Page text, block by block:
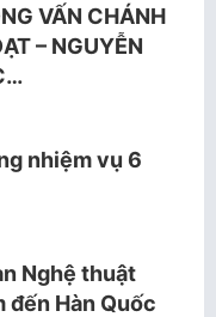
VẤN CHÁNH
– NGUYỄN
nhiệm vụ 6
Nghệ thuật
đến Hàn Quốc